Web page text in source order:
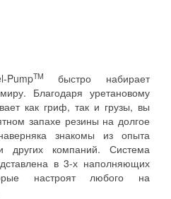
TM быстро набирает
Благодаря уретановому
как гриф, так и грузы, вы
запахе резины на долгое
знакомы из опыта
других компаний. Система
в 3-х наполняющих
настроят любого на